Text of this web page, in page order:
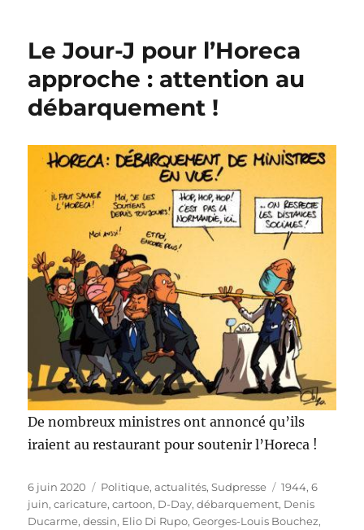
Le Jour-J pour l’Horeca
approche : attention au
débarquement !
De nombreux ministres ont annoncé qu’ils
iraient au restaurant pour soutenir l’Horeca !
Publié
le
6 juin 2020 Catégories
Politique, actualités,Sudpresse Étiquettes
1944,6
juin,caricature,cartoon, D-Day,débarquement, Denis
Ducarme,dessin, Elio Di Rupo,Georges-Louis Bouchez,